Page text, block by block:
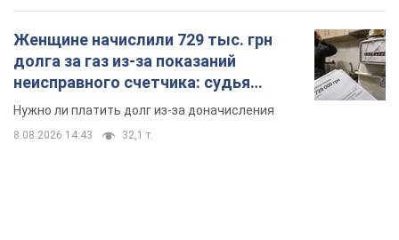
Женщине начислили 729 тыс. грн
долга за газ из-за показаний
неисправного счетчика: судья
вынес неожиданное решение
Нужно ли платить долг из-за доначисления
8.08.2026 14:43 32,1 т.